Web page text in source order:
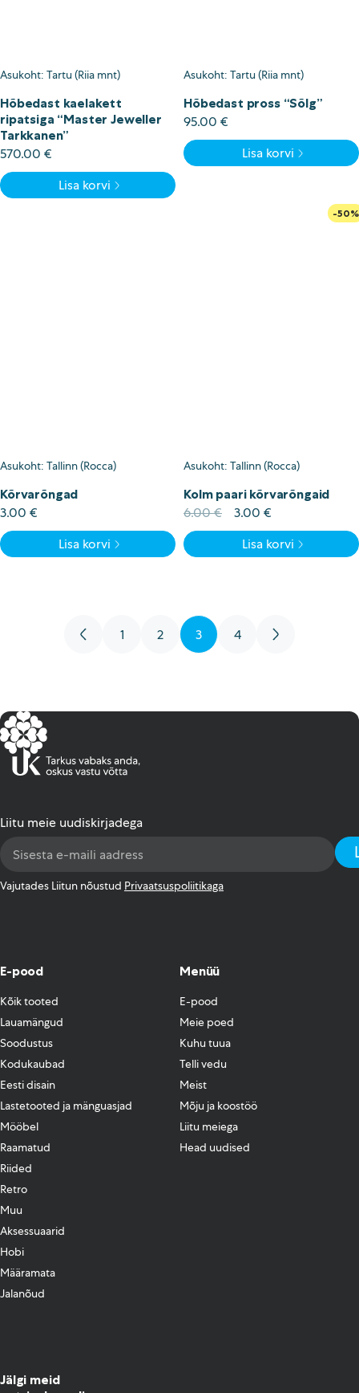
Asukoht: Tartu (Riia mnt)
Hõbedast kaelakett
ripatsiga “Master Jeweller
Tarkkanen”
570.00 €
Lisa korvi
Asukoht: Tartu (Riia mnt)
Hõbedast pross “Sõlg”
95.00 €
Lisa korvi
Asukoht: Tallinn (Rocca)
Kõrvarõngad
3.00 €
Lisa korvi
-50%
Asukoht: Tallinn (Rocca)
Kolm paari kõrvarõngaid
6.00€
Algne
hind
oli:
6.00 €.
3.00 €Current
price
is:
3.00 €.
Lisa korvi
← 1 2 3 4 →
Liitu meie uudiskirjadega
Address
Vajutades Liitun nõustud Privaatsuspoliitikaga
E-pood
Kõik tooted
Lauamängud
Soodustus
Kodukaubad
Eesti disain
Lastetooted ja mänguasjad
Mööbel
Raamatud
Riided
Retro
Muu
Aksessuaarid
Hobi
Määramata
Jalanõud
Menüü
E-pood
Meie poed
Kuhu tuua
Telli vedu
Meist
Mõju ja koostöö
Liitu meiega
Head uudised
Jälgi meid